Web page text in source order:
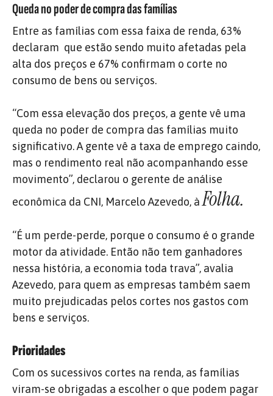
Queda no poder de compra das famílias
Entre as famílias com essa faixa de renda, 63%
declaram que estão sendo muito afetadas pela
alta dos preços e 67% confirmam o corte no
consumo de bens ou serviços.
“Com essa elevação dos preços, a gente vê uma
queda no poder de compra das famílias muito
significativo. A gente vê a taxa de emprego caindo,
mas o rendimento real não acompanhando esse
movimento”, declarou o gerente de análise
econômica da CNI, Marcelo Azevedo, à Folha.
“É um perde-perde, porque o consumo é o grande
motor da atividade. Então não tem ganhadores
nessa história, a economia toda trava”, avalia
Azevedo, para quem as empresas também saem
muito prejudicadas pelos cortes nos gastos com
bens e serviços.
Prioridades
Com os sucessivos cortes na renda, as famílias
viram-se obrigadas a escolher o que podem pagar